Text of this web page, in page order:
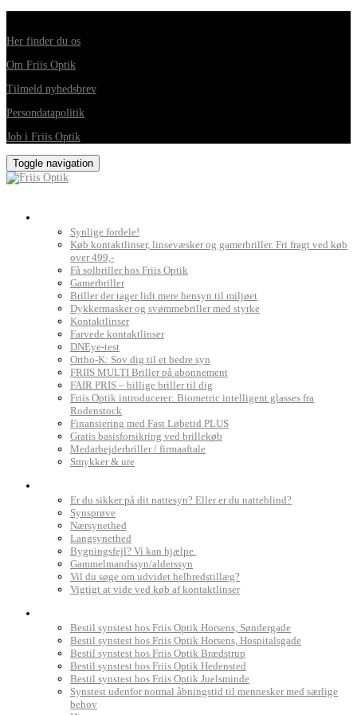
Her finder du os
Om Friis Optik
Tilmeld nyhedsbrev
Persondatapolitik
Job i Friis Optik
Toggle navigation
Synlige fordele!
Køb kontaktlinser, linsevæsker og gamerbriller. Fri fragt ved køb
over 499,-
Få solbriller hos Friis Optik
Gamerbriller
Briller der tager lidt mere hensyn til miljøet
Dykkermasker og svømmebriller med styrke
Kontaktlinser
Farvede kontaktlinser
DNEye-test
Ortho-K: Sov dig til et bedre syn
FRIIS MULTI Briller på abonnement
FAIR PRIS – billige briller til dig
Friis Optik introducerer: Biometric intelligent glasses fra
Rodenstock
Finansiering med Fast Løbetid PLUS
Gratis basisforsikring ved brillekøb
Medarbejderbriller / firmaaftale
Smykker & ure
Er du sikker på dit nattesyn? Eller er du natteblind?
Synsprøve
Nærsynethed
Langsynethed
Bygningsfejl? Vi kan hjælpe.
Gammelmandssyn/alderssyn
Vil du søge om udvidet helbredstillæg?
Vigtigt at vide ved køb af kontaktlinser
Bestil synstest hos Friis Optik Horsens, Søndergade
Bestil synstest hos Friis Optik Horsens, Hospitalsgade
Bestil synstest hos Friis Optik Brædstrup
Bestil synstest hos Friis Optik Hedensted
Bestil synstest hos Friis Optik Juelsminde
Synstest udenfor normal åbningstid til mennesker med særlige
behov